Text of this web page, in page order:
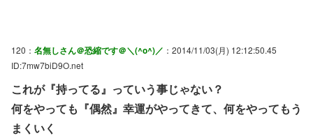
120： 名無しさん＠恐縮です＠＼(^o^)／ ：2014/11/03(月) 12:12:50.45
ID:7mw7biD9O.net
これが『持ってる』っていう事じゃない？
何をやっても『偶然』幸運がやってきて、何をやってもう
まくいく